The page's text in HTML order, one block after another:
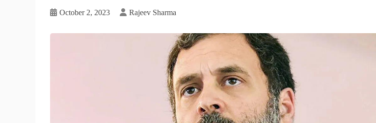
October 2, 2023 Rajeev Sharma